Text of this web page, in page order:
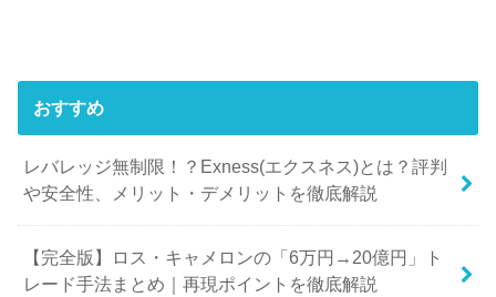
おすすめ
レバレッジ無制限！？Exness(エクスネス)とは？評判
や安全性、メリット・デメリットを徹底解説
【完全版】ロス・キャメロンの「6万円→20億円」ト
レード手法まとめ｜再現ポイントを徹底解説